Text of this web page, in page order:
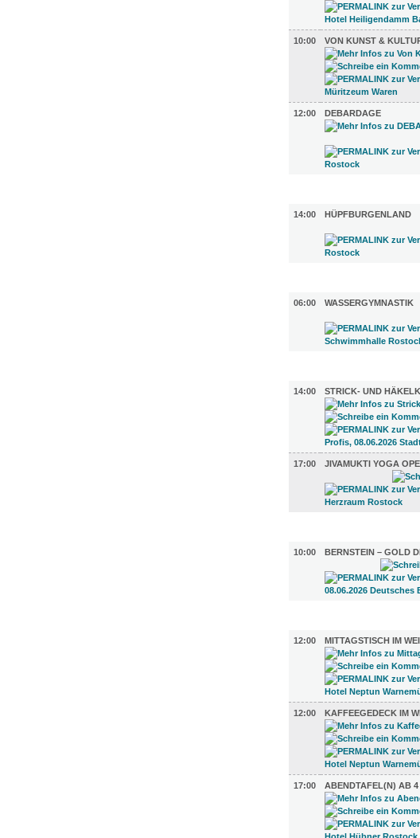
10:00 VON KUNST &
12:00 DEBARDAGE
14:00
HÜPFBURGENLAND
06:00
WASSERGYMNASTIK
14:00
STRICK- UND
17:00 JIVAMUKTI YOGA
10:00
BERNSTEIN – GOLD
12:00
MITTAGSTISCH IM
12:00 KAFFEEGEDECK IM
17:00 ABENDTAFEL(N) AB 4